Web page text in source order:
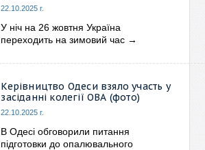
22.10.2025 г.
У ніч на 26 жовтня Україна
переходить на зимовий час →
Керівництво Одеси взяло участь у
засіданні колегії ОВА (фото)
22.10.2025 г.
В Одесі обговорили питання
підготовки до опалювального